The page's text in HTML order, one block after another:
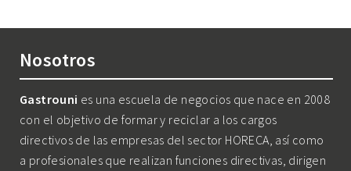
Nosotros
Gastrouni es una escuela de negocios que nace en 2008
con el objetivo de formar y reciclar a los cargos
directivos de las empresas del sector HORECA, así como
a profesionales que realizan funciones directivas, dirigen